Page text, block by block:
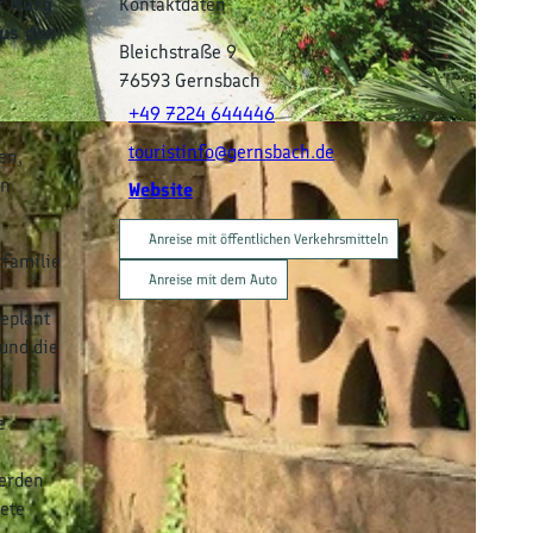
den
die
Bleichstraße 9
76593 Gernsbach
+49 7224 644446
touristinfo@gernsbach.de
Website
Anreise mit öffentlichen Verkehrsmitteln
Anreise mit dem Auto